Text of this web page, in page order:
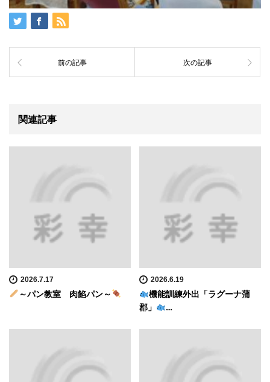
前の記事 次の記事
関連記事
2026.7.17
～パン教室 肉餡パン～
2026.6.19
機能訓練外出「ラグーナ蒲
郡」
…